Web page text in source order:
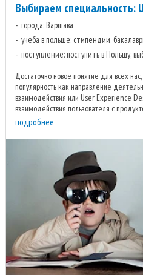
Выбираем специальность:
города: Варшава
учеба в польше: стипендии,
поступление: поступить в Польшу,
Достаточно новое понятие для всех
популярность как направление
взаимодействия или User Experience
взаимодействия пользователя с
подробнее